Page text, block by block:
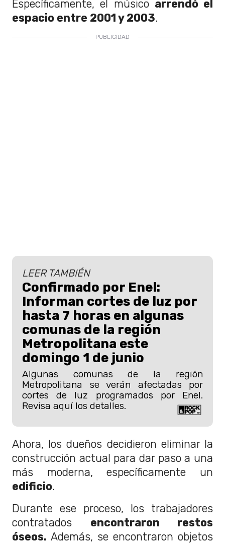
Específicamente, el músico arrendó el
espacio entre 2001 y 2003.
LEER TAMBIÉN
Confirmado por Enel:
Informan cortes de luz por
hasta 7 horas en algunas
comunas de la región
Metropolitana este
domingo 1 de junio
Algunas comunas de la región
Metropolitana se verán afectadas por
cortes de luz programados por Enel.
Revisa aquí los detalles.
Ahora, los dueños decidieron eliminar la
construcción actual para dar paso a una
más moderna, específicamente un
edificio.
Durante ese proceso, los trabajadores
contratados encontraron restos
óseos. Además, se encontraron objetos